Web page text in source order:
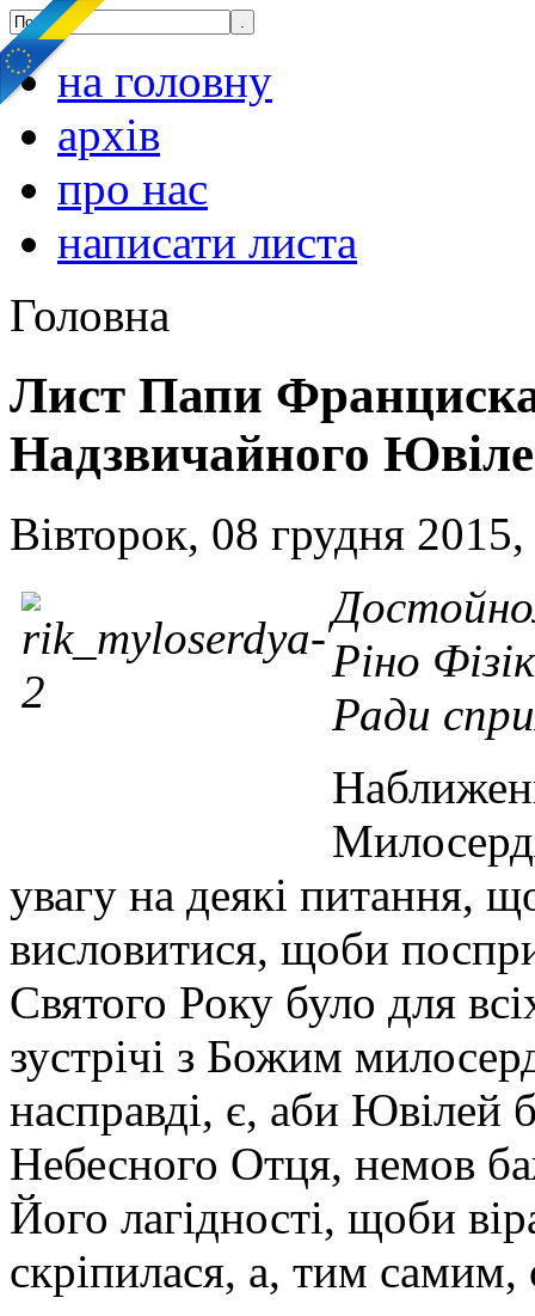
на головну
архів
про нас
написати листа
Головна
Лист Папи Франциска
Надзвичайного
Вівторок, 08 грудня
Ріно
Ради
увагу на деякі питання,
висловитися, щоби
Святого Року було для
зустрічі з Божим
насправді, є, аби Ювілей
Небесного Отця, немов
Його лагідності, щоби
скріпилася, а, тим самим,